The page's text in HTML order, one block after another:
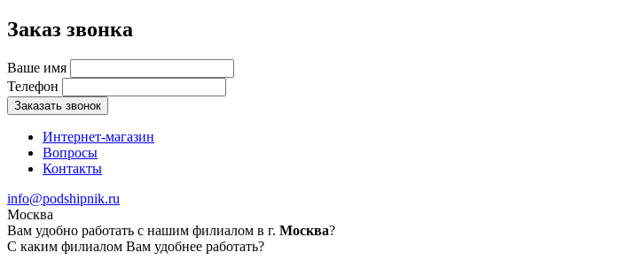
Заказ звонка
Ваше имя
Телефон
Заказать звонок
Интернет-магазин
Вопросы
Контакты
info@podshipnik.ru
Москва
Вам удобно работать с нашим филиалом в г. Москва?
С каким филиалом Вам удобнее работать?